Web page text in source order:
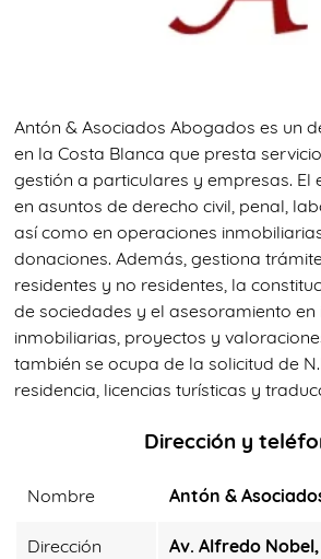
Antón & Asociados Abogados es un
en la Costa Blanca que presta
gestión a particulares y empresas. El
en asuntos de derecho civil, penal,
así como en operaciones
donaciones. Además, gestiona
residentes y no residentes, la
de sociedades y el asesoramiento en
inmobiliarias, proyectos y
también se ocupa de la solicitud de
residencia, licencias turísticas y
Dirección y
Nombre Antón &
Dirección Av. Alfredo